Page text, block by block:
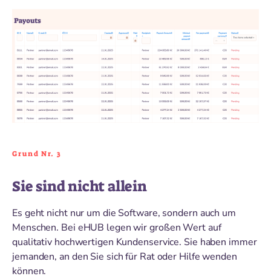
Grund Nr. 3
Sie sind nicht allein
Es geht nicht nur um die Software, sondern auch um
Menschen. Bei eHUB legen wir großen Wert auf
qualitativ hochwertigen Kundenservice. Sie haben immer
jemanden, an den Sie sich für Rat oder Hilfe wenden
können.